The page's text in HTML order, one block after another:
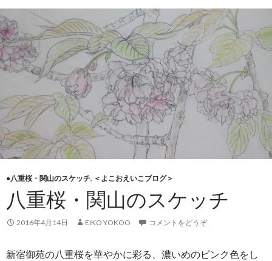
●八重桜・関山のスケッチ, ＜よこおえいこブログ＞
八重桜・関山のスケッチ
2016年4月14日 EIKO YOKOO コメントをどうぞ
新宿御苑の八重桜を華やかに彩る、濃いめのピンク色をし